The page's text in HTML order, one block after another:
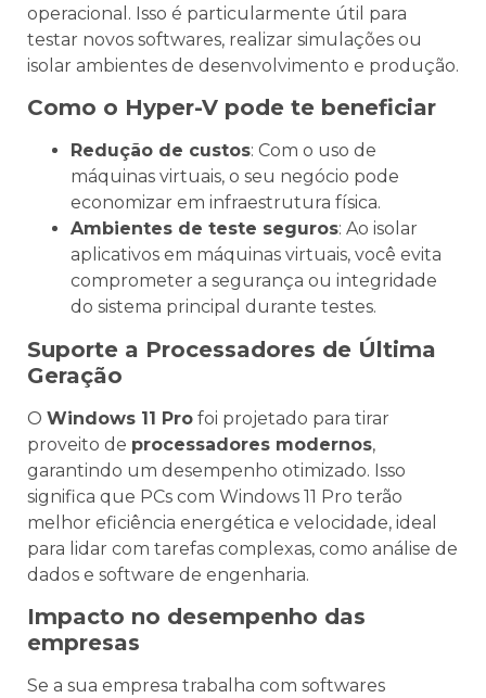
operacional. Isso é particularmente útil para
testar novos softwares, realizar simulações ou
isolar ambientes de desenvolvimento e produção.
Como o Hyper-V pode te beneficiar
Redução de custos: Com o uso de
máquinas virtuais, o seu negócio pode
economizar em infraestrutura física.
Ambientes de teste seguros: Ao isolar
aplicativos em máquinas virtuais, você evita
comprometer a segurança ou integridade
do sistema principal durante testes.
Suporte a Processadores de Última
Geração
O Windows 11 Pro foi projetado para tirar
proveito de processadores modernos,
garantindo um desempenho otimizado. Isso
significa que PCs com Windows 11 Pro terão
melhor eficiência energética e velocidade, ideal
para lidar com tarefas complexas, como análise de
dados e software de engenharia.
Impacto no desempenho das
empresas
Se a sua empresa trabalha com softwares